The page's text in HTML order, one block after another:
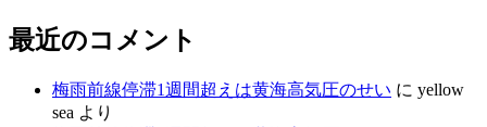
最近のコメント
梅雨前線停滞1週間超えは黄海高気圧のせい に yellow
sea より